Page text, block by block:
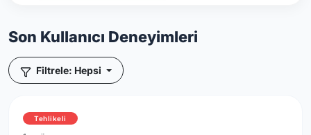
Son Kullanıcı Deneyimleri
Filtrele: Hepsi
Tehlikeli